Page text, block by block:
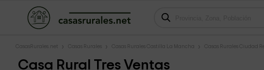
CasasRurales.net Casas Rurales Casas Rurales Castilla La Mancha Casas Rurales Ciudad
Casa Rural Tres Ventas